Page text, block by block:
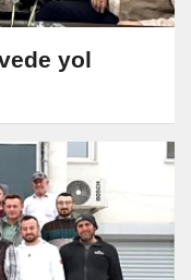
yol